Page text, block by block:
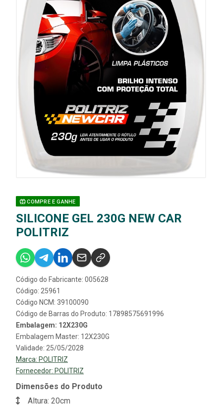
COMPRE E GANHE
SILICONE GEL 230G NEW CAR
POLITRIZ
Código do Fabricante: 005628
Código: 25961
Código NCM: 39100090
Código de Barras do Produto: 17898575691996
Embalagem: 12X230G
Embalagem Master: 12X230G
Validade: 25/05/2028
Marca: POLITRIZ
Fornecedor: POLITRIZ
Dimensões do Produto
Altura: 20cm